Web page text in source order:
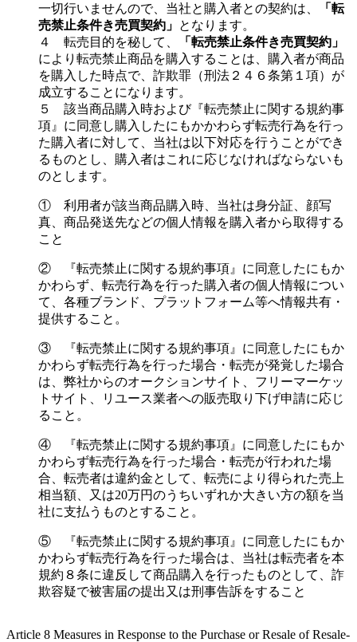
一切行いませんので、当社と購入者との契約は、
「転
売禁止条件き売買契約」 となります。
４ 転売目的を秘して、
「転売禁止条件き売買契約」
により転売禁止商品を購入することは、購入者が商品
を購入した時点で、詐欺罪（刑法２４６条第１項）が
成立することになります。
５ 該当商品購入時および『転売禁止に関する規約事
項』に同意し購入したにもかかわらず転売行為を行っ
た購入者に対して、当社は以下対応を行うことができ
るものとし、購入者はこれに応じなければならないも
のとします。
① 利用者が該当商品購入時、当社は身分証、顔写
真、商品発送先などの個人情報を購入者から取得する
こと
② 『転売禁止に関する規約事項』に同意したにもか
かわらず、転売行為を行った購入者の個人情報につい
て、各種ブランド、プラットフォーム等へ情報共有・
提供すること。
③ 『転売禁止に関する規約事項』に同意したにもか
かわらず転売行為を行った場合・転売が発覚した場合
は、弊社からのオークションサイト、フリーマーケッ
トサイト、リユース業者への販売取り下げ申請に応じ
ること。
④ 『転売禁止に関する規約事項』に同意したにもか
かわらず転売行為を行った場合・転売が行われた場
合、転売者は違約金として、転売により得られた売上
相当額、又は20万円のうちいずれか大きい方の額を当
社に支払うものとすること。
⑤ 『転売禁止に関する規約事項』に同意したにもか
かわらず転売行為を行った場合は、当社は転売者を本
規約８条に違反して商品購入を行ったものとして、詐
欺容疑で被害届の提出又は刑事告訴をすること
Article 8 Measures in Response to the Purchase or Resale of Resale-